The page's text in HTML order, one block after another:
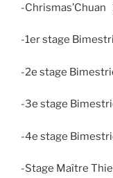
-Chrismas’Chuan
-1er stage
-2e stage
-3e stage
-4e stage
-Stage Maître